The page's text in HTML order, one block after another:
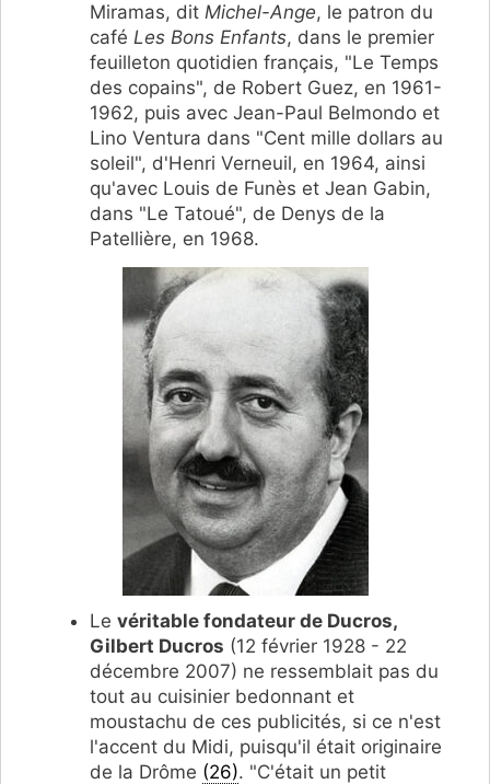
Miramas, dit Michel-Ange, le patron du
café Les Bons Enfants, dans le premier
feuilleton quotidien français, "Le Temps
des copains", de Robert Guez, en 1961-
1962, puis avec Jean-Paul Belmondo et
Lino Ventura dans "Cent mille dollars au
soleil", d'Henri Verneuil, en 1964, ainsi
qu'avec Louis de Funès et Jean Gabin,
dans "Le Tatoué", de Denys de la
Patellière, en 1968.
Le véritable fondateur de Ducros,
Gilbert Ducros (12 février 1928 - 22
décembre 2007) ne ressemblait pas du
tout au cuisinier bedonnant et
moustachu de ces publicités, si ce n'est
l'accent du Midi, puisqu'il était originaire
de la Drôme (26). "C'était un petit